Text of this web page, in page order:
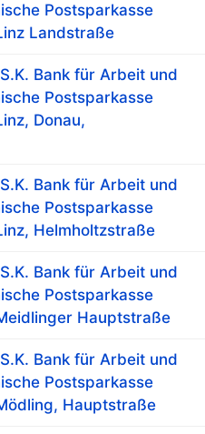
Postsparkasse
Landstraße
Bank für Arbeit und
Postsparkasse
Donau,
Bank für Arbeit und
Postsparkasse
Helmholtzstraße
Bank für Arbeit und
Postsparkasse
Hauptstraße
Bank für Arbeit und
Postsparkasse
Hauptstraße